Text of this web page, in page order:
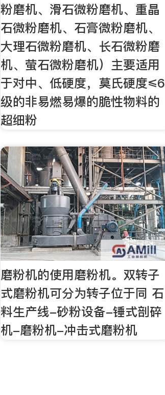
粉磨机、滑石微粉磨机、重晶
石微粉磨机、石膏微粉磨机、
大理石微粉磨机、长石微粉磨
机、萤石微粉磨机）主要适用
于对中、低硬度，莫氏硬度≤6
级的非易燃易爆的脆性物料的
超细粉
磨粉机的使用磨粉机。双转子
式磨粉机可分为转子位于同 石
料生产线-砂粉设备-锤式剖碎
机-磨粉机-冲击式磨粉机